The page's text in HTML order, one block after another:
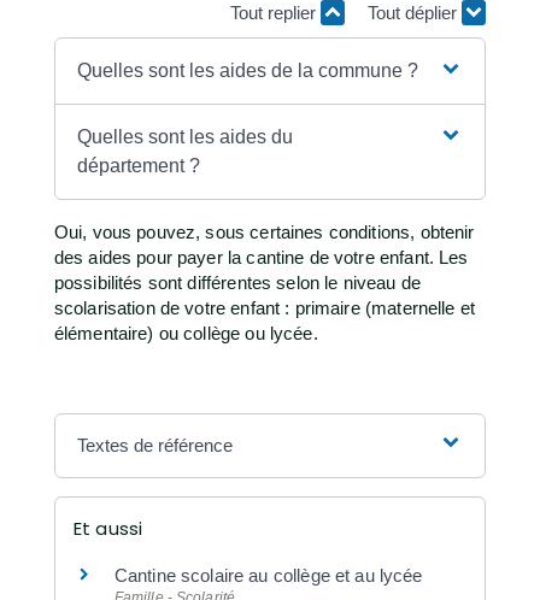
Tout replier Tout déplier
Quelles sont les aides de la commune ?
Quelles sont les aides du
département ?
Oui, vous pouvez, sous certaines conditions, obtenir
des aides pour payer la cantine de votre enfant. Les
possibilités sont différentes selon le niveau de
scolarisation de votre enfant : primaire (maternelle et
élémentaire) ou collège ou lycée.
Textes de référence
Et aussi
Cantine scolaire au collège et au lycée